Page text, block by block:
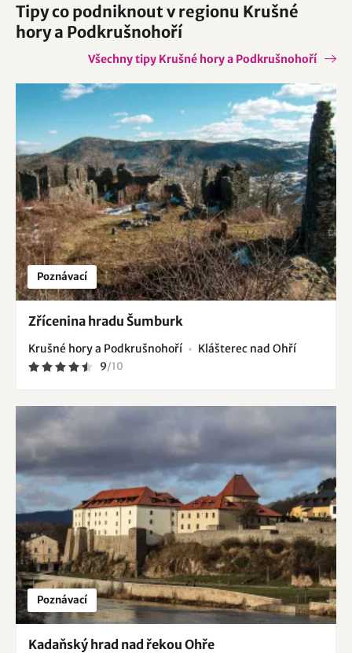
Tipy co podniknout v regionu Krušné
hory a Podkrušnohoří
Všechny tipy Krušné hory a Podkrušnohoří
Poznávací
Zřícenina hradu Šumburk
Krušné hory a Podkrušnohoří Klášterec nad Ohří
9/10
Poznávací
Kadaňský hrad nad řekou Ohře